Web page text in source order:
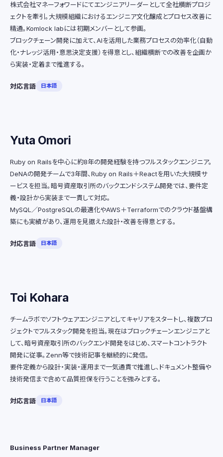
株式会社マネーフォワードにてエンジニアリーダーとして全社横断プロジ
ェクトを牽引。大規模組織におけるエンジニア文化醸成とプロセス改善に
精通。Komlock labには初期メンバーとして参画。
ブロックチェーン開発に加えて、AIを活用した業務プロセスの効率化（自動
化・ナレッジ活用・意思決定支援）を得意とし、組織横断での改善を企画か
ら実装・定着まで推進する。
対応言語 日本語
Yuta Omori
Ruby on Railsを中心に約8年の開発経験を持つフルスタックエンジニア。
DeNAの開発チームで3年間、Ruby on Rails＋Reactを用いた大規模サ
ービスを担当。暗号資産取引所のバックエンドシステム開発では、要件定
義・設計から実装まで一貫して対応。
MySQL／PostgreSQLの最適化やAWS＋Terraformでのクラウド基盤構
築にも実績があり、運用を見据えた設計・改善を得意とする。
対応言語 日本語
Toi Kohara
チームラボでソフトウェアエンジニアとしてキャリアをスタートし、複数プロ
ジェクトでフルスタック開発を担当。現在はブロックチェーンエンジニアと
して、暗号資産取引所のバックエンド開発をはじめ、スマートコントラクト
開発に従事。Zenn等で技術記事を継続的に発信。
要件定義から設計・実装・運用まで一気通貫で推進し、ドキュメント整備や
技術発信まで含めて品質担保を行うことを強みとする。
対応言語 日本語
Business Partner Manager